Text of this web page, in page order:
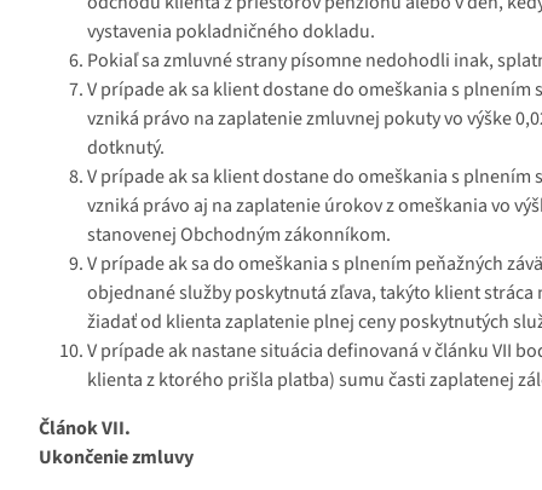
vystavenia pokladničného dokladu.
Pokiaľ sa zmluvné strany písomne nedohodli inak,
V prípade ak sa klient dostane do omeškania s
vzniká právo na zaplatenie zmluvnej pokuty vo výške
dotknutý.
V prípade ak sa klient dostane do omeškania s
vzniká právo aj na zaplatenie úrokov z omeškania vo
stanovenej Obchodným zákonníkom.
V prípade ak sa do omeškania s plnením peňažných
objednané služby poskytnutá zľava, takýto klient
žiadať od klienta zaplatenie plnej ceny poskytnutých
V prípade ak nastane situácia definovaná v článku VII
klienta z ktorého prišla platba) sumu časti zaplatenej
Článok VII.
Ukončenie zmluvy